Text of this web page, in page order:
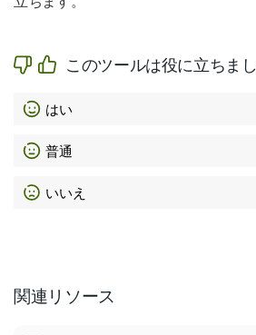
このツールは役に立ちま
はい
普通
いいえ
関連リソース